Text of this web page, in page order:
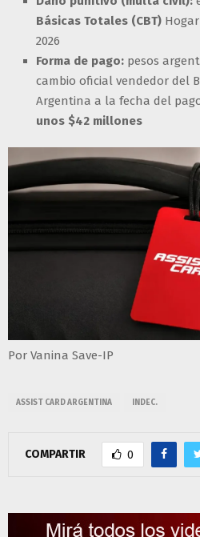
Básicas Totales (CBT)
2026
Forma de pago: pesos
cambio oficial vendedor del
Argentina a la fecha del
unos $42 millones
Por Vanina Save-IP
ASSIST CARD ARGENTINA INDEC.
COMPARTIR 0